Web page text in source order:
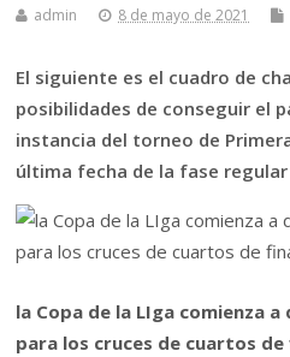
admin 8 de mayo de 2021
El siguiente es el cuadro de
posibilidades de conseguir el
instancia del torneo de
última fecha de la fase regular
la Copa de la LIga comienza
para los cruces de cuartos de